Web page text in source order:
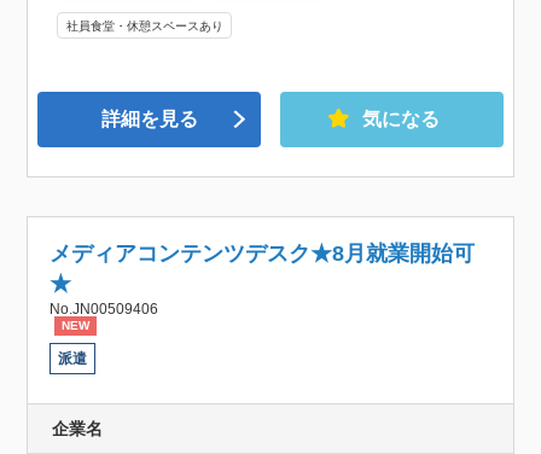
社員食堂・休憩スペースあり
詳細を見る 気になる
メディアコンテンツデスク★8月就業開始可
★
No.JN00509406
NEW
派遣
企業名